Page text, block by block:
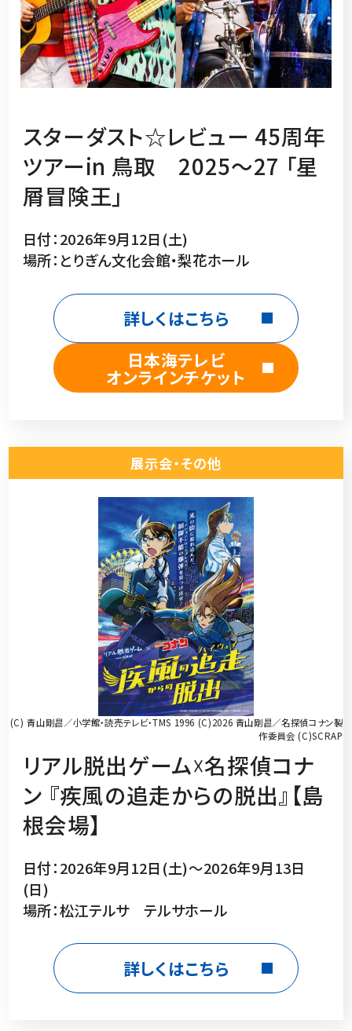
スターダスト☆レビュー 45周年
ツアーin 鳥取 2025～27 「星
屑冒険王」
日付：2026年9月12日(土)
場所：とりぎん文化会館・梨花ホール
詳しくはこちら
日本海テレビ
オンラインチケット
(C) 青山剛昌／小学館・読売テレビ・TMS 1996 (C)2026 青山剛昌／名探偵コナン製
作委員会 (C)SCRAP
展示会・その他
リアル脱出ゲーム☓名探偵コナ
ン 『疾風の追走からの脱出』【島
根会場】
日付：2026年9月12日(土)～2026年9月13日
(日)
場所：松江テルサ テルサホール
詳しくはこちら